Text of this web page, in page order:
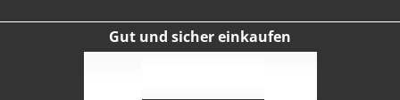
Gut und sicher einkaufen